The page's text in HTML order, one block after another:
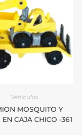
Vehículos
MOSQUITO Y
EN CAJA CHICO -361